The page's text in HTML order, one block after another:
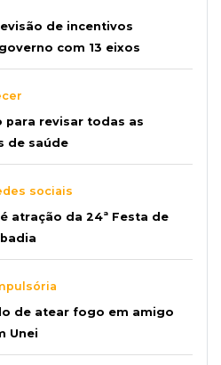
de incentivos
com 13 eixos
para revisar todas as
de saúde
sociais
atração da 24ª Festa de
de atear fogo em amigo
Unei